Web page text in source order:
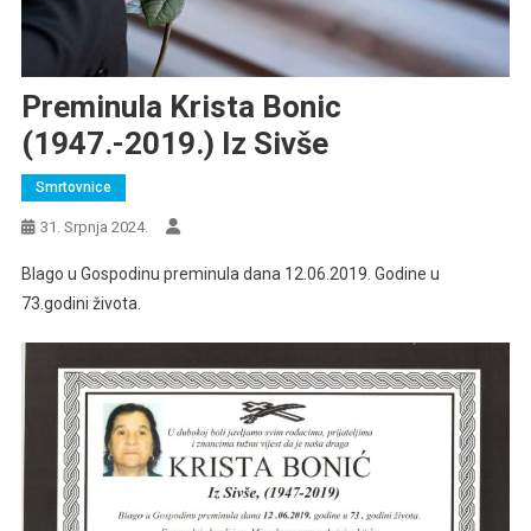
Preminula Krista Bonic
(1947.-2019.) Iz Sivše
Smrtovnice
31. Srpnja 2024.
Blago u Gospodinu preminula dana 12.06.2019. Godine u
73.godini života.